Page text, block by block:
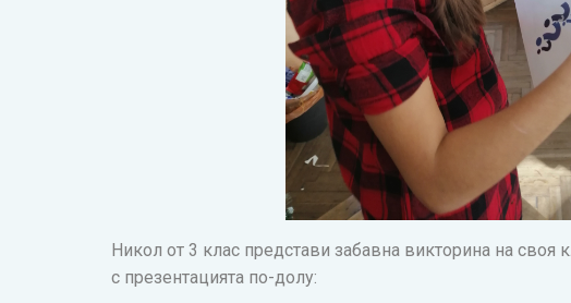
Никол от 3 клас представи забавна викторина на своя
с презентацията по-долу: